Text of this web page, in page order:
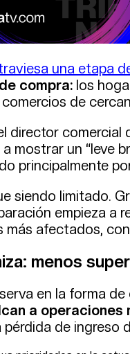
una etapa
compra: los
de
director
mostrar un “leve
principalmente
siendo limitado.
empieza a
más afectados,
menos
en la forma
a operaciones
de